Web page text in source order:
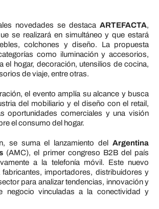
novedades se destacaARTEFACTA,
se realizará en simultáneo y que estará
colchones y diseño. La propuesta
como iluminación y accesorios,
el hogar, decoración, utensilios de cocina,
de viaje, entre otras.
el evento amplía su alcance y busca
del mobiliario y el diseño con el retail,
oportunidades comerciales y una visión
el consumo del hogar.
se suma el lanzamiento delArgentina
(AMC), el primer congreso B2B del país
a la telefonía móvil. Este nuevo
fabricantes, importadores, distribuidores y
para analizar tendencias, innovación y
negocio vinculadas a la conectividad y